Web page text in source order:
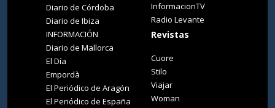
Diario de Córdoba
Diario de Ibiza
INFORMACIÓN
Diario de Mallorca
El Día
Empordà
El Periódico de Aragón
El Periódico de España
InformacionTV
Radio Levante
Revistas
Cuore
Stilo
Viajar
Woman